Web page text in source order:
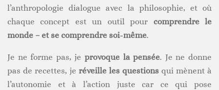
l’anthropologie dialogue avec la philosophie, et où
chaque concept est un outil pour comprendre le
monde – et se comprendre soi-même.
Je ne forme pas, je provoque la pensée. Je ne donne
pas de recettes, je réveille les questions qui mènent à
l’autonomie et à l’action juste car ce qui pose